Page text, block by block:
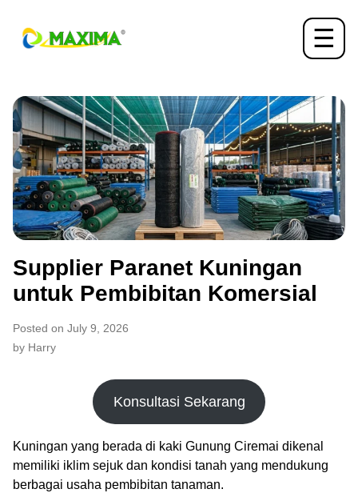
☰
Supplier Paranet Kuningan
untuk Pembibitan Komersial
Posted on July 9, 2026
by Harry
Konsultasi Sekarang
Kuningan yang berada di kaki Gunung Ciremai dikenal
memiliki iklim sejuk dan kondisi tanah yang mendukung
berbagai usaha pembibitan tanaman.